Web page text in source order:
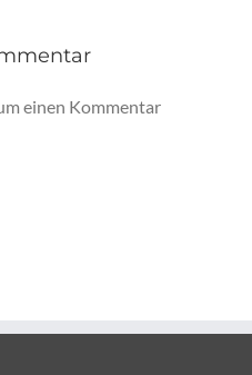
einen Kommentar